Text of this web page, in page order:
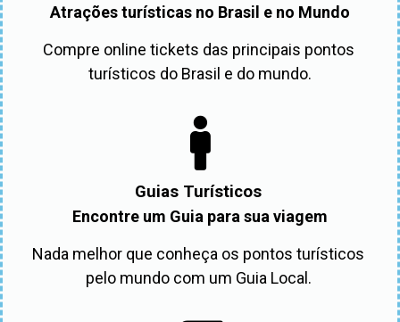
Atrações turísticas no Brasil e no Mundo
Compre online tickets das principais pontos
turísticos do Brasil e do mundo.
Guias Turísticos
Encontre um Guia para sua viagem
Nada melhor que conheça os pontos turísticos
pelo mundo com um Guia Local.